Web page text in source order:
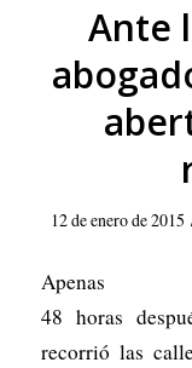
Ante
12 de enero de 2015
Apenas
48 horas
recorrió las